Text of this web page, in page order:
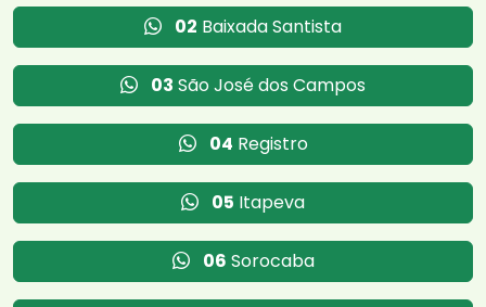
02 Baixada Santista
03 São José dos Campos
04 Registro
05 Itapeva
06 Sorocaba